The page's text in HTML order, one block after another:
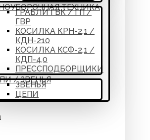
ТЕХНИКА
ГРАБЛИ ГВК / ГП /
ГВР
КОСИЛКА КРН-2,1 /
КДН-210
КОСИЛКА КСФ-2,1 /
КДП-4,0
ПРЕССПОДБОРЩИКИ
/ ЗВЕНЬЯ
ЗВЕНЬЯ
ЦЕПИ